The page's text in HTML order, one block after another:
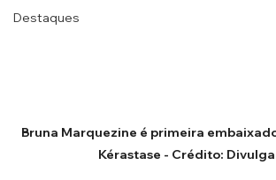
Destaques
Bruna Marquezine é primeira
Kérastase - Crédito: